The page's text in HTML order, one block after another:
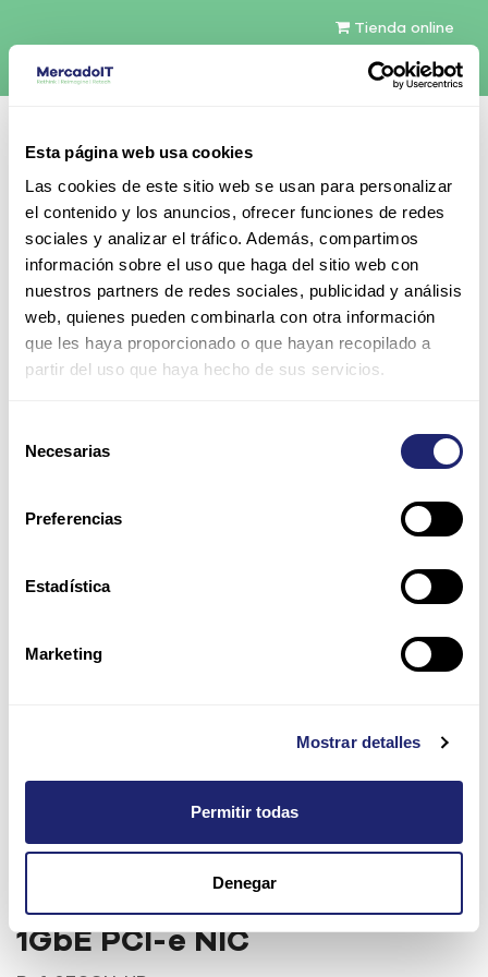
Esta página web usa cookies
Las cookies de este sitio web se usan para personalizar
el contenido y los anuncios, ofrecer funciones de redes
sociales y analizar el tráfico. Además, compartimos
información sobre el uso que haga del sitio web con
nuestros partners de redes sociales, publicidad y análisis
web, quienes pueden combinarla con otra información
que les haya proporcionado o que hayan recopilado a
partir del uso que haya hecho de sus servicios.
Necesarias
Preferencias
Estadística
Marketing
Mostrar detalles
Permitir todas
Denegar
Tienda online
Español
Contáctenos
Todos los productos
Dell Broadcom 5720 NIC Gigabit Ethernet Dual
Port 1GbE PCI-e NIC
Dell Broadcom 5720 NIC
Gigabit Ethernet Dual Port
1GbE PCI-e NIC